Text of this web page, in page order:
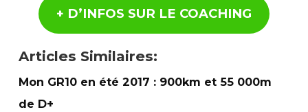
+ D’INFOS SUR LE COACHING
Articles Similaires:
Mon GR10 en été 2017 : 900km et 55 000m
de D+